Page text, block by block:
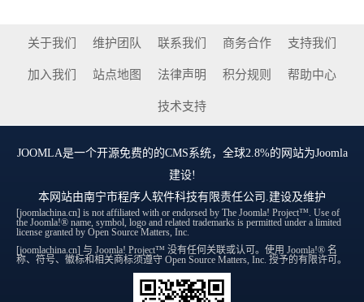
关于我们 维护团队 联系我们 商务合作 支持我们
加入我们 站点地图 法律声明 积分规则 帮助中心
技术支持
JOOMLA是一个开源免费的的CMS系统，全球2.8%的网站为Joomla
建设!
本网站由南宁市程序人软件科技有限责任公司 .建设及维护
[joomlachina.cn] is not affiliated with or endorsed by The Joomla! Project™. Use of
the Joomla!® name, symbol, logo and related trademarks is permitted under a limited
license granted by Open Source Matters, Inc.
[joomlachina.cn] 与 Joomla! Project™ 没有任何关联或认可。使用 Joomla!® 名
称、符号、徽标和相关商标须遵守 Open Source Matters, Inc. 授予的有限许可。